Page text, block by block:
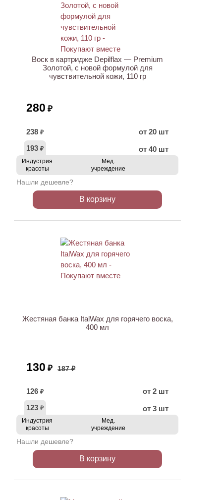
Воск в картридже Depilflax — Premium
Золотой, с новой формулой для
чувствительной кожи, 110 гр
280 ₽
238 ₽
от 20 шт
193 ₽ от 40 шт
Индустрия
красоты
Мед.
учреждение
Нашли дешевле?
В корзину
Жестяная банка ItalWax для горячего воска,
400 мл
130 ₽ 187 ₽
126 ₽
от 2 шт
123 ₽ от 3 шт
Индустрия
красоты
Мед.
учреждение
Нашли дешевле?
В корзину